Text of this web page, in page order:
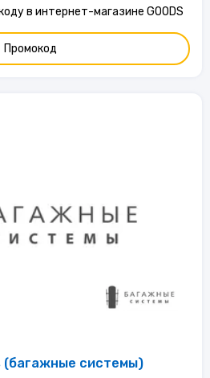
в интернет-магазине GOODS
Промокод
(багажные системы)